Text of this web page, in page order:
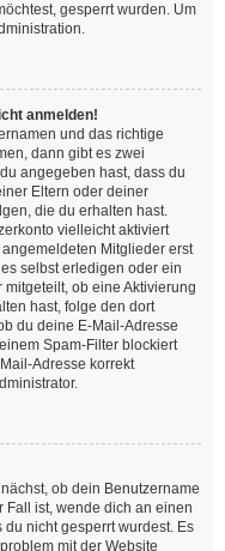
gesperrt wurden. Um
anmelden!
und das richtige
dann gibt es zwei
angegeben hast, dass du
Eltern oder deiner
die du erhalten hast.
vielleicht aktiviert
Mitglieder erst
selbst erledigen oder ein
ob eine Aktivierung
hast, folge den dort
du deine E-Mail-Adresse
Spam-Filter blockiert
Adresse korrekt
ob dein Benutzername
Fall ist, wende dich an einen
nicht gesperrt wurdest. Es
mit der Website